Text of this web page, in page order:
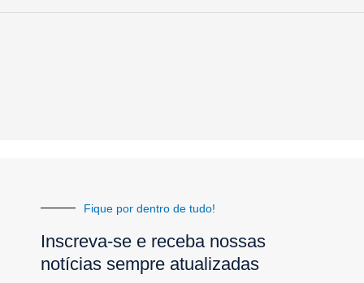
Fique por dentro de tudo!
Inscreva-se e receba nossas
notícias sempre atualizadas